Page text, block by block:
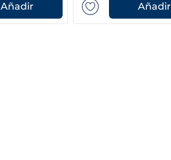
Añadir Añadir